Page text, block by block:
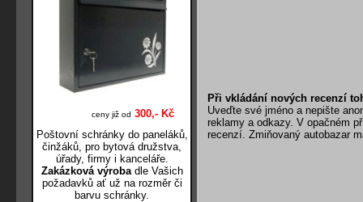
Při vkládání nových recenzí
Uveďte své jméno a nepište
reklamy a odkazy. V opačném
recenzí. Zmiňovaný autobazar
ceny již od 300,- Kč
Poštovní schránky do paneláků,
činžáků, pro bytová družstva,
úřady, firmy i kanceláře.
Zakázková výrobadle Vašich
požadavků ať už na rozměr či
barvu schránky.